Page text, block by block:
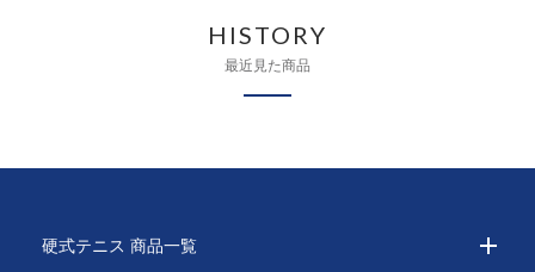
HISTORY
最近見た商品
硬式テニス 商品一覧